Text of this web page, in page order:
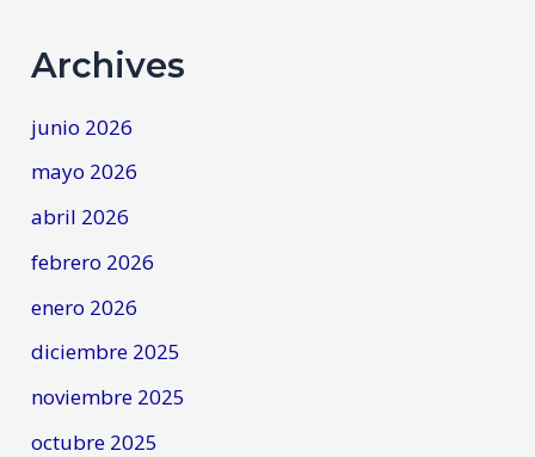
Archives
junio 2026
mayo 2026
abril 2026
febrero 2026
enero 2026
diciembre 2025
noviembre 2025
octubre 2025